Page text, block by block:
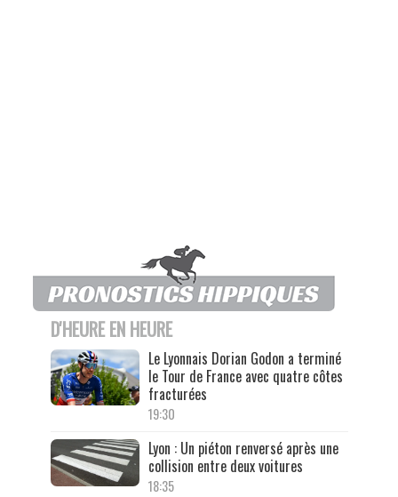
D'HEURE EN HEURE
Le Lyonnais Dorian Godon a terminé
le Tour de France avec quatre côtes
fracturées
19:30
Lyon : Un piéton renversé après une
collision entre deux voitures
18:35